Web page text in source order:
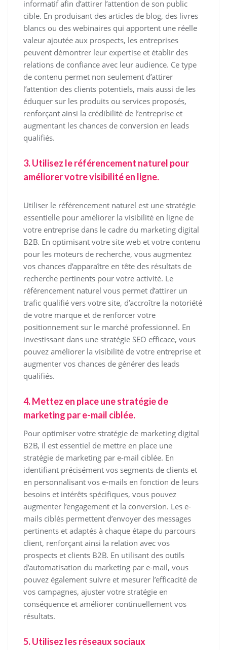
informatif afin d’attirer l’attention de son public
cible. En produisant des articles de blog, des livres
blancs ou des webinaires qui apportent une réelle
valeur ajoutée aux prospects, les entreprises
peuvent démontrer leur expertise et établir des
relations de confiance avec leur audience. Ce type
de contenu permet non seulement d’attirer
l’attention des clients potentiels, mais aussi de les
éduquer sur les produits ou services proposés,
renforçant ainsi la crédibilité de l’entreprise et
augmentant les chances de conversion en leads
qualifiés.
3. Utilisez le référencement naturel pour
améliorer votre visibilité en ligne.
Utiliser le référencement naturel est une stratégie
essentielle pour améliorer la visibilité en ligne de
votre entreprise dans le cadre du marketing digital
B2B. En optimisant votre site web et votre contenu
pour les moteurs de recherche, vous augmentez
vos chances d’apparaître en tête des résultats de
recherche pertinents pour votre activité. Le
référencement naturel vous permet d’attirer un
trafic qualifié vers votre site, d’accroître la notoriété
de votre marque et de renforcer votre
positionnement sur le marché professionnel. En
investissant dans une stratégie SEO efficace, vous
pouvez améliorer la visibilité de votre entreprise et
augmenter vos chances de générer des leads
qualifiés.
4. Mettez en place une stratégie de
marketing par e-mail ciblée.
Pour optimiser votre stratégie de marketing digital
B2B, il est essentiel de mettre en place une
stratégie de marketing par e-mail ciblée. En
identifiant précisément vos segments de clients et
en personnalisant vos e-mails en fonction de leurs
besoins et intérêts spécifiques, vous pouvez
augmenter l’engagement et la conversion. Les e-
mails ciblés permettent d’envoyer des messages
pertinents et adaptés à chaque étape du parcours
client, renforçant ainsi la relation avec vos
prospects et clients B2B. En utilisant des outils
d’automatisation du marketing par e-mail, vous
pouvez également suivre et mesurer l’efficacité de
vos campagnes, ajuster votre stratégie en
conséquence et améliorer continuellement vos
résultats.
5. Utilisez les réseaux sociaux